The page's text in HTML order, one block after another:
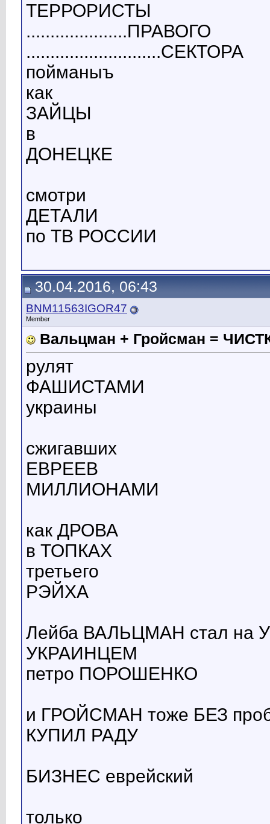
ТЕРРОРИСТЫ
.....................ПРАВОГО
............................СЕКТОРА
пойманыъ
как
ЗАЙЦЫ
в
ДОНЕЦКЕ
смотри
ДЕТАЛИ
по ТВ РОССИИ
30.04.2016, 06:43
BNM11563IGOR47
Member
Вальцман + Гройсман =
рулят
ФАШИСТАМИ
украины
сжигавших
ЕВРЕЕВ
МИЛЛИОНАМИ
как ДРОВА
в ТОПКАХ
третьего
РЭЙХА
Лейба ВАЛЬЦМАН стал на
УКРАИНЦЕМ
петро ПОРОШЕНКО
и ГРОЙСМАН тоже БЕЗ
КУПИЛ РАДУ
БИЗНЕС еврейский
только